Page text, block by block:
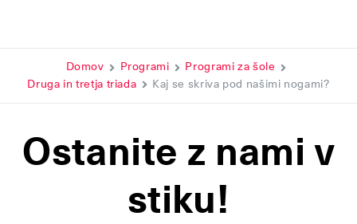
Domov Programi
Programi za šole
Druga in tretja triada
Kaj se skriva pod našimi nogami?
Ostanite z nami v
stiku!